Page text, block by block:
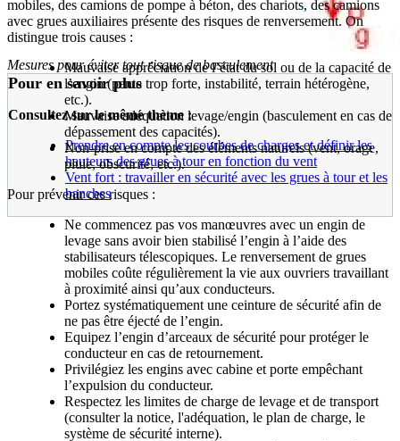
Mesures pour éviter tout risque de basculement
Pour en savoir plus
Consultez sur le même thème :
Prendre en compte les courbes de charges et définir les
hauteurs des grues à tour en fonction du vent
Vent fort : travailler en sécurité avec les grues à tour et les
banches
mobiles, des camions de pompe à béton, des chariots, des camions
avec grues auxiliaires présente des risques de renversement. On
distingue trois causes :
Mauvaise appréciation de l’état du sol ou de la capacité de
l’engin (pente trop forte, instabilité, terrain hétérogène,
etc.).
Mauvaise adéquation levage/engin (basculement en cas de
dépassement des capacités).
Non-prise en compte des éléments naturels (vent, orage,
pluie, obscurité, etc.).
Pour prévenir ces risques :
Ne commencez pas vos manœuvres avec un engin de
levage sans avoir bien stabilisé l’engin à l’aide des
stabilisateurs télescopiques. Le renversement de grues
mobiles coûte régulièrement la vie aux ouvriers travaillant
à proximité ainsi qu’aux conducteurs.
Portez systématiquement une ceinture de sécurité afin de
ne pas être éjecté de l’engin.
Equipez l’engin d’arceaux de sécurité pour protéger le
conducteur en cas de retournement.
Privilégiez les engins avec cabine et porte empêchant
l’expulsion du conducteur.
Respectez les limites de charge de levage et de transport
(consulter la notice, l'adéquation, le plan de charge, le
système de sécurité interne).